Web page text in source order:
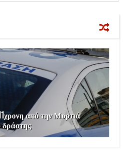
από την Μυρτιά